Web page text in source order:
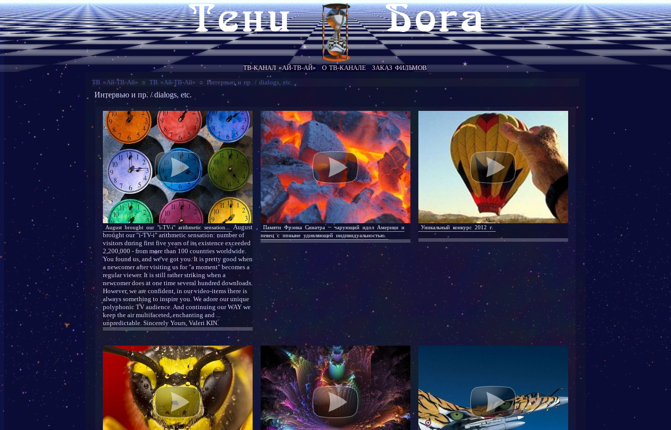
ТВ-КАНАЛ «АЙ-ТВ-АЙ» О ТВ-КАНАЛЕ
ЗАКАЗ ФИЛЬМОВ
ТВ «Ай-ТВ-Ай» ☼ ТВ «Ай-ТВ-Ай» ☼ Интервью и пр. / dialogs, etc.
Интервью и пр. / dialogs, etc.
August brought our "i-TV-i" arithmetic sensation...
August
brought our "i-TV-i" arithmetic sensation: number of
visitors during first five years of its existence exceeded
2,200,000 - from more than 100 countries worldwide.
You found us, and we've got you. It is pretty good when
a newcomer after visiting us for "a moment" becomes a
regular viewer. It is still rather striking when a
newcomer does at one time several hundred downloads.
However, we are confident, in our video-items there is
always something to inspire you. We adore our unique
polyphonic TV audience. And continuing our WAY we
keep the air multifaceted, enchanting and ...
unpredictable. Sincerely Yours, Valeri KIN.
Памяти Фрэнка Синатра ~ чарующий идол Америки и
певец с поныне удивляющей индивидуальностью.
Уникальный конкурс 2012 г.